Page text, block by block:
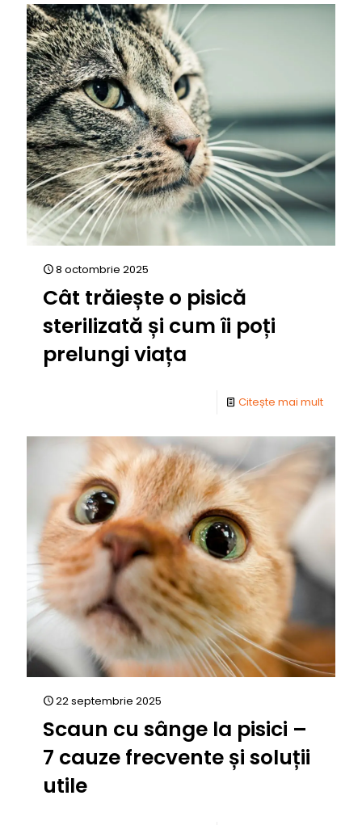
8 octombrie 2025
Cât trăiește o pisică
sterilizată și cum îi poți
prelungi viața
Citește mai mult
22 septembrie 2025
Scaun cu sânge la pisici –
7 cauze frecvente și soluții
utile